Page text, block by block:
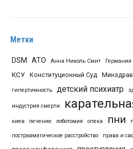
Метки
DSM АТО Анна Николь Смит Германия
КСУ Конституционный Суд Минздрав
гипертимность детский психиатр
индустрия смерти
киев лечение лоботомия опека пни
постравматическое расстройство права и